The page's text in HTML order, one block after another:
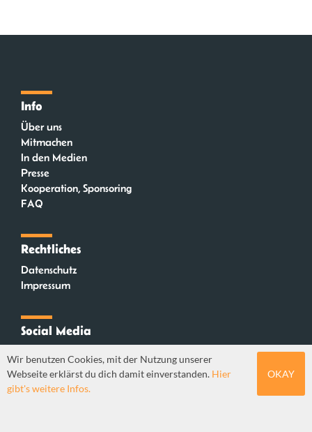
Info
Über uns
Mitmachen
In den Medien
Presse
Kooperation, Sponsoring
FAQ
Rechtliches
Datenschutz
Impressum
Social Media
Mastodon
Wir benutzen Cookies, mit der Nutzung unserer
Webseite erklärst du dich damit einverstanden. Hier
gibt's weitere Infos.
OKAY